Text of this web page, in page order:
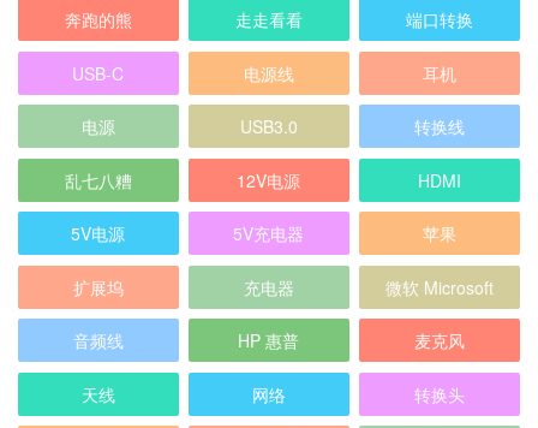
奔跑的熊 走走看看 端口转换
USB-C 电源线 耳机
电源 USB3.0 转换线
乱七八糟 12V电源 HDMI
5V电源 5V充电器 苹果
扩展坞 充电器 微软 Microsoft
音频线 HP 惠普 麦克风
天线 网络 转换头